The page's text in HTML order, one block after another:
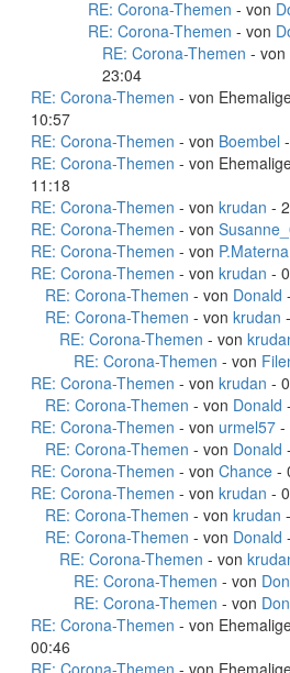
RE: Corona-Themen - von
RE: Corona-Themen - von
RE: Corona-Themen - von
23:04
RE: Corona-Themen - von
10:57
RE: Corona-Themen - von Boembel
RE: Corona-Themen - von
11:18
RE: Corona-Themen - von krudan -
RE: Corona-Themen - von
RE: Corona-Themen - von P.Materna
RE: Corona-Themen - von krudan -
RE: Corona-Themen - von Donald
RE: Corona-Themen - von krudan
RE: Corona-Themen - von
RE: Corona-Themen - von
RE: Corona-Themen - von krudan -
RE: Corona-Themen - von Donald
RE: Corona-Themen - von urmel57 -
RE: Corona-Themen - von Donald
RE: Corona-Themen - von Chance -
RE: Corona-Themen - von krudan -
RE: Corona-Themen - von krudan
RE: Corona-Themen - von Donald
RE: Corona-Themen - von
RE: Corona-Themen - von
RE: Corona-Themen - von
RE: Corona-Themen - von
00:46